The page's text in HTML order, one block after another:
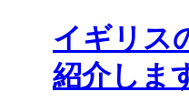
イギリス
紹介しま